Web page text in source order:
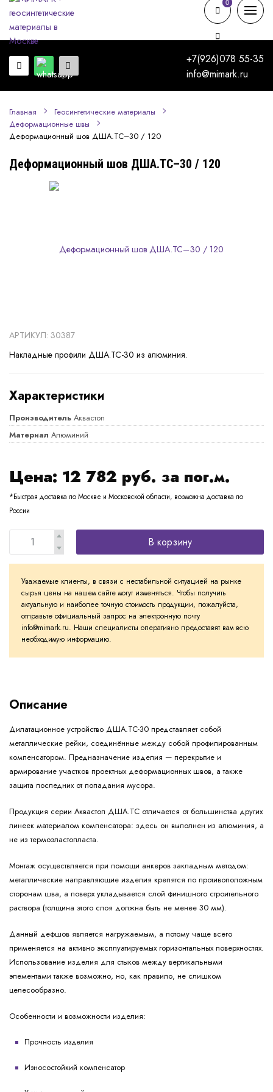
+7(926)078 55-35
info@mimark.ru
0
0
Главная
Геосинтетические материалы
Деформационные швы
Деформационный шов ДША.ТС–30 / 120
Деформационный шов ДША.ТС–30 / 120
АРТИКУЛ: 30387
Накладные профили ДША.ТС-30 из алюминия.
Характеристики
Производитель Аквастоп
Материал Алюминий
Цена: 12 782 руб. за пог.м.
*Быстрая доставка по Москве и Московской области, возможна доставка по
России
В корзину
Уважаемые клиенты, в связи с нестабильной ситуацией на рынке
сырья цены на нашем сайте могут изменяться. Чтобы получить
актуальную и наиболее точную стоимость продукции, пожалуйста,
отправьте официальный запрос на электронную почту
info@mimark.ru. Наши специалисты оперативно предоставят вам всю
необходимую информацию.
Описание
Дилатационное устройство ДША.ТС-30 представляет собой
металлические рейки, соединённые между собой профилированным
компенсатором. Предназначение изделия — перекрытие и
армирование участков проектных деформационных швов, а также
защита последних от попадания мусора.
Продукция серии Аквастоп ДША.ТС отличается от большинства других
линеек материалом компенсатора: здесь он выполнен из алюминия, а
не из термоэластопласта.
Монтаж осуществляется при помощи анкеров закладным методом:
металлические направляющие изделия крепятся по противоположным
сторонам шва, а поверх укладывается слой финишного строительного
раствора (толщина этого слоя должна быть не менее 30 мм).
Данный дефшов является нагружаемым, а потому чаще всего
применяется на активно эксплуатируемых горизонтальных поверхностях.
Использование изделия для стыков между вертикальными
элементами также возможно, но, как правило, не слишком
целесообразно.
Особенности и возможности изделия:
Прочность изделия
Износостойкий компенсатор